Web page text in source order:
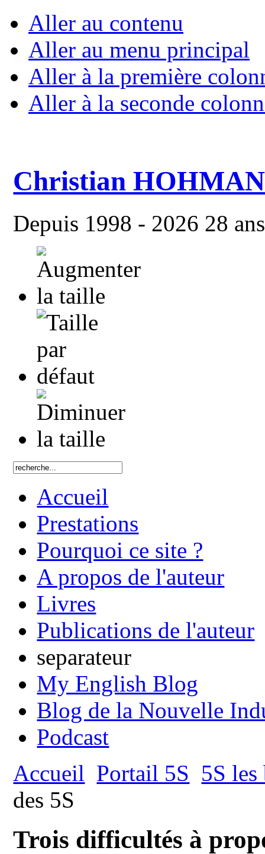
Aller au contenu
Aller au menu principal
Aller à la première
Aller à la seconde
Christian
Depuis 1998 - 2026 28
Accueil
Prestations
Pourquoi ce site ?
A propos de l'auteur
Livres
Publications de l'auteur
separateur
My English Blog
Blog de la Nouvelle
Podcast
Accueil Portail 5S 5S les
des 5S
Trois difficultés à